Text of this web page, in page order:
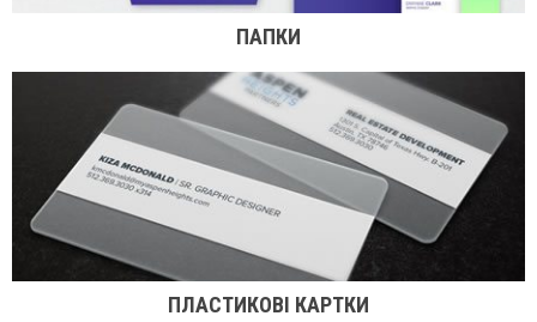
ПАПКИ
ПЛАСТИКОВІ КАРТКИ